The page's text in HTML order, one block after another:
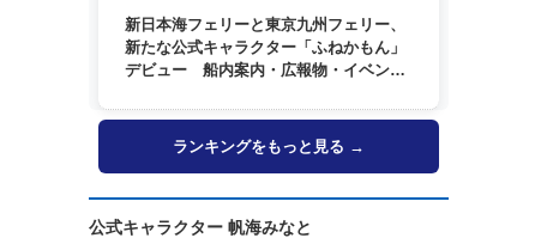
新日本海フェリーと東京九州フェリー、
新たな公式キャラクター「ふねかもん」
デビュー 船内案内・広報物・イベン
ランキングをもっと見る →
公式キャラクター 帆海みなと